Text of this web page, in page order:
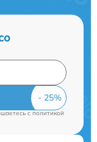
cполитикой